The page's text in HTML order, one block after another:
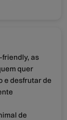
friendly, as
quer
e desfrutar de
de